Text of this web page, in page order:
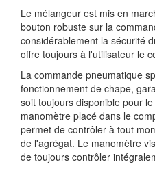
Le mélangeur est mis en
bouton robuste sur la
considérablement la sécurité
offre toujours à l'utilisateur le
La commande pneumatique
fonctionnement de chape,
soit toujours disponible pour
manomètre placé dans le
permet de contrôler à tout
de l'agrégat. Le manomètre
de toujours contrôler